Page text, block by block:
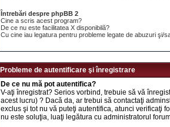
Întrebări despre phpBB 2
Cine a scris acest program?
De ce nu este facilitatea X disponibilă?
Cu cine iau legatura pentru probleme legate de abuzuri şi/
Probleme de autentificare şi înregistrare
De ce nu mă pot autentifica?
V-aţi înregistrat? Serios vorbind, trebuie să vă
acest lucru) ? Dacă da, ar trebui să contactaţi
exclus şi tot nu vă puteţi autentifica, atunci verificaţi
nu este soluţia, luaţi legătura cu administratorul